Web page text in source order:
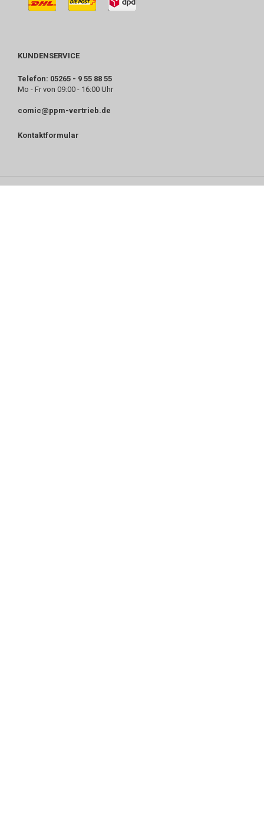
KUNDENSERVICE
Telefon: 05265 - 9 55 88 55
Mo - Fr von 09:00 - 16:00 Uhr
comic@ppm-vertrieb.de
Kontaktformular